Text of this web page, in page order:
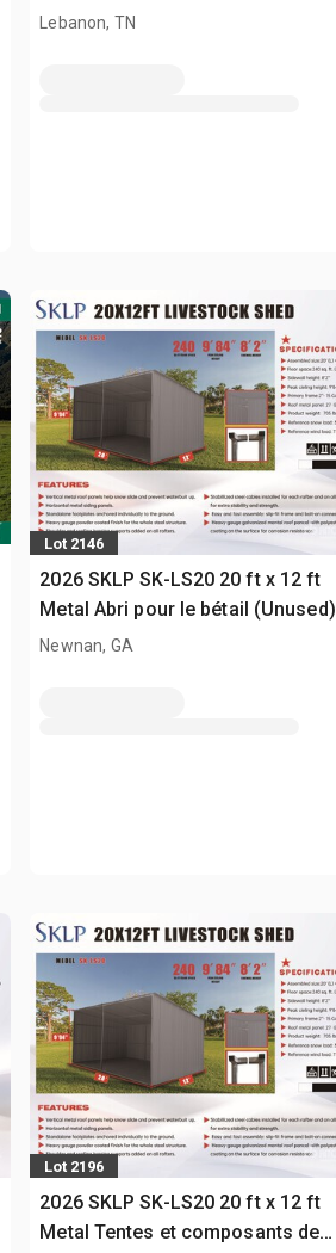
Lebanon, TN
Lot 2146
2026 SKLP SK-LS20 20 ft x 12 ft
Metal Abri pour le bétail (Unused)
Newnan, GA
Lot 2196
2026 SKLP SK-LS20 20 ft x 12 ft
Metal Tentes et composants de